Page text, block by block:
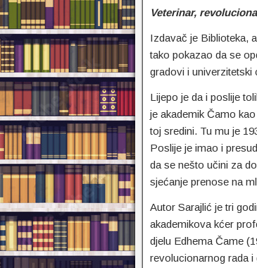
Veterinar,
Izdavač je Biblioteka,
tako pokazao da se
gradovi i univerzitetski
Lijepo je da i poslije
je akademik Čamo
toj sredini. Tu mu je
Poslije je imao i
da se nešto učini za
sjećanje prenose na
Autor Sarajlić je tri
akademikova kćer
djelu Edhema Čame
revolucionarnog rada